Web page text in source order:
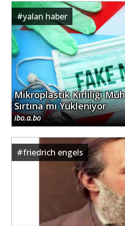
#yalan haber
Mikroplastik Kirliliği
Sırtına mı Yükleniyor
ibo.a.bo
#friedrich engels